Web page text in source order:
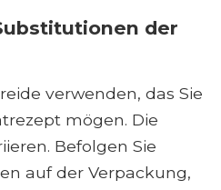
der
verwenden, das Sie
mögen. Die
Befolgen Sie
auf der Verpackung,